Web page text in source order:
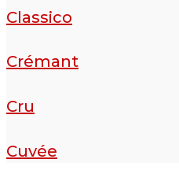
Classico
Crémant
Cru
Cuvée